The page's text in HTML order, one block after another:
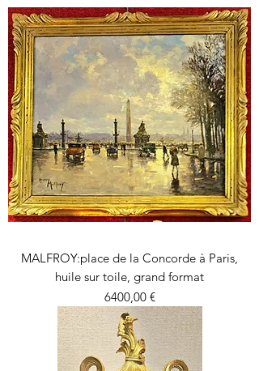
MALFROY:place de la Concorde à Paris,
huile sur toile, grand format
Precio
6400,00 €